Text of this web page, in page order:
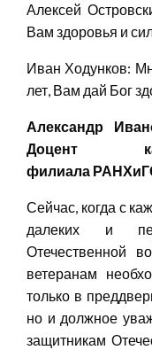
Алексей
Вам здоровья и
Иван Ходунков:
лет, Вам дай Бог
Александр
Доцент
филиала
Сейчас, когда с
далеких и
Отечественной
ветеранам
только в
но и должное
защитникам